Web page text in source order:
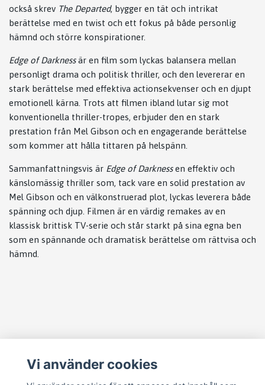
också skrev The Departed, bygger en tät och intrikat
berättelse med en twist och ett fokus på både personlig
hämnd och större konspirationer.
Edge of Darknessär en film som lyckas balansera mellan
personligt drama och politisk thriller, och den levererar en
stark berättelse med effektiva actionsekvenser och en djupt
emotionell kärna. Trots att filmen ibland lutar sig mot
konventionella thriller-tropes, erbjuder den en stark
prestation från Mel Gibson och en engagerande berättelse
som kommer att hålla tittaren på helspänn.
Sammanfattningsvis är Edge of Darknessen effektiv och
känslomässig thriller som, tack vare en solid prestation av
Mel Gibson och en välkonstruerad plot, lyckas leverera både
spänning och djup. Filmen är en värdig remakes av en
klassisk brittisk TV-serie och står starkt på sina egna ben
som en spännande och dramatisk berättelse om rättvisa och
hämnd.
Läs mer
Köpvillkor
Vi använder cookies